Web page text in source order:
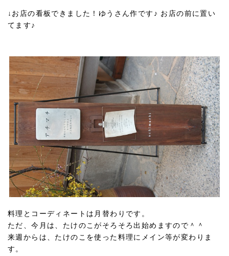
↓お店の看板できました！ゆうさん作です♪ お店の前に置い
てます♪
料理とコーディネートは月替わりです。
ただ、今月は、たけのこがそろそろ出始めますので＾＾
来週からは、たけのこを使った料理にメイン等が変わりま
す。